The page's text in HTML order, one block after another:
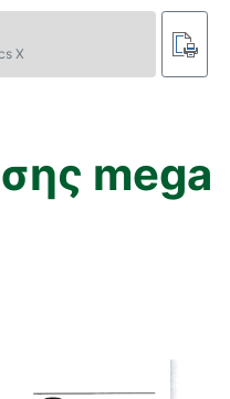
Χ
mega